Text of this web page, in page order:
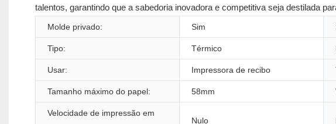
talentos, garantindo que a sabedoria inovadora e competitiva seja destilada
Molde privado: Sim
Tipo: Térmico
Usar: Impressora de recibo
Tamanho máximo do papel: 58mm
Velocidade de impressão em
Nulo